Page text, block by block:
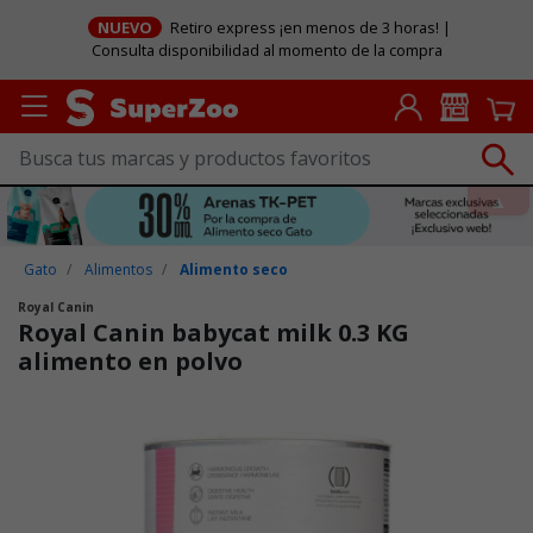
NUEVO
Retiro express ¡en menos de 3 horas! |
Consulta disponibilidad al momento de la compra
Gato Alimentos Alimento seco
Royal Canin
Royal Canin babycat milk 0.3 KG
alimento en polvo